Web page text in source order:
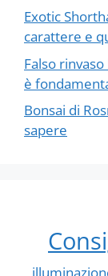
Exotic
carattere e
Falso
è
Bonsai di
sapere